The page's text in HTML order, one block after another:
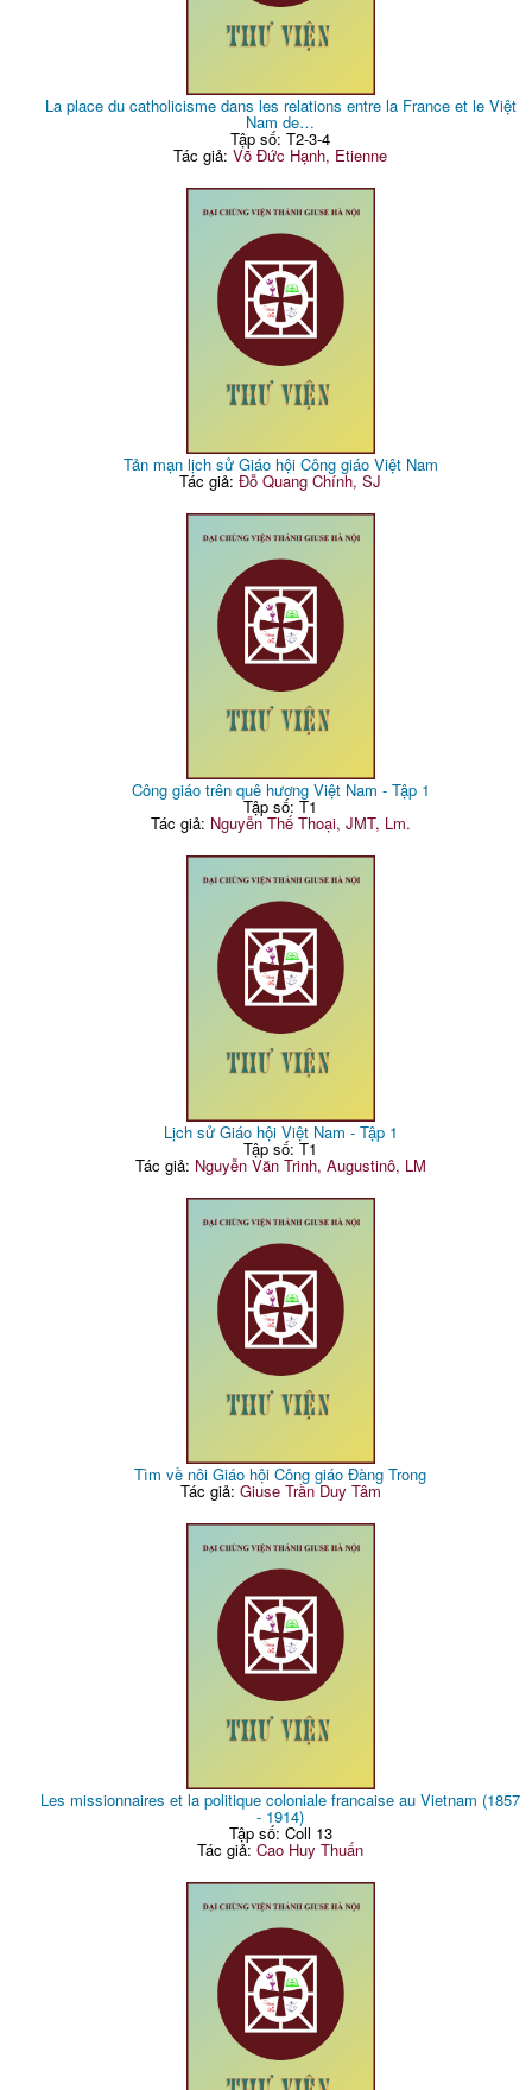
La place du catholicisme dans les relations entre la France et le Việt
Nam de…
Tập số: T2-3-4
Tác giả:Võ Đức Hạnh, Etienne
Tản mạn lịch sử Giáo hội Công giáo Việt Nam
Tác giả:Đỗ Quang Chính, SJ
Công giáo trên quê hương Việt Nam - Tập 1
Tập số: T1
Tác giả: Nguyễn Thế Thoại, JMT, Lm.
Lịch sử Giáo hội Việt Nam - Tập 1
Tập số: T1
Tác giả: Nguyễn Văn Trinh, Augustinô, LM
Tìm về nôi Giáo hội Công giáo Đàng Trong
Tác giả: Giuse Trần Duy Tâm
Les missionnaires et la politique coloniale francaise au Vietnam (1857
- 1914)
Tập số: Coll 13
Tác giả:Cao Huy Thuấn